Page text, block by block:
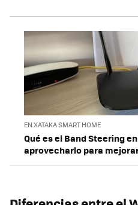
EN XATAKA SMART HOME
Qué es el Band Steering
aprovecharlo para